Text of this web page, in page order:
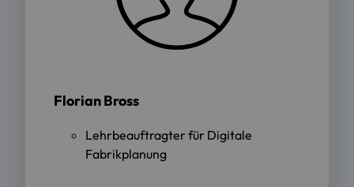
Florian Bross
Lehrbeauftragter für Digitale
Fabrikplanung